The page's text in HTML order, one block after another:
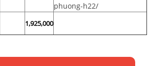
phuong-h22/
1,925,000